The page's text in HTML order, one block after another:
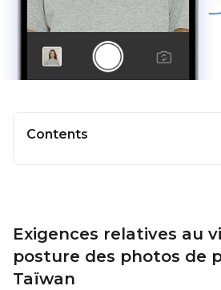
Contents
Exigences relatives au
posture des photos de
Taïwan